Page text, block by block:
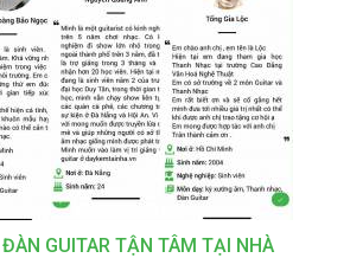
GUITAR TẬN TÂM TẠI NHÀ